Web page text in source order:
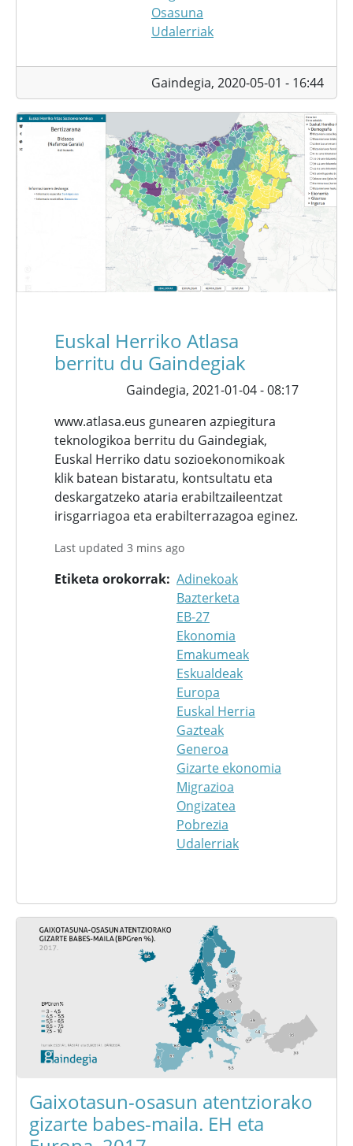
Osasuna
Udalerriak
Gaindegia, 2020-05-01 - 16:44
Euskal Herriko Atlasa
berritu du Gaindegiak
Gaindegia, 2021-01-04 - 08:17
www.atlasa.eus gunearen azpiegitura
teknologikoa berritu du Gaindegiak,
Euskal Herriko datu sozioekonomikoak
klik batean bistaratu, kontsultatu eta
deskargatzeko ataria erabiltzaileentzat
irisgarriagoa eta erabilterrazagoa eginez.
Last updated 3 mins ago
Etiketa orokorrak Adinekoak
Bazterketa
EB-27
Ekonomia
Emakumeak
Eskualdeak
Europa
Euskal Herria
Gazteak
Generoa
Gizarte ekonomia
Migrazioa
Ongizatea
Pobrezia
Udalerriak
Gaixotasun-osasun atentziorako
gizarte babes-maila. EH eta